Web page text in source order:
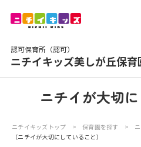
認可保育所（認可）
ニチイキッズ美しが丘保育
ニチイが大切にしていること
お食事
ニチイが大切
ニチイキッズトップ > 保育園を探す >
（ニチイが大切にしていること）